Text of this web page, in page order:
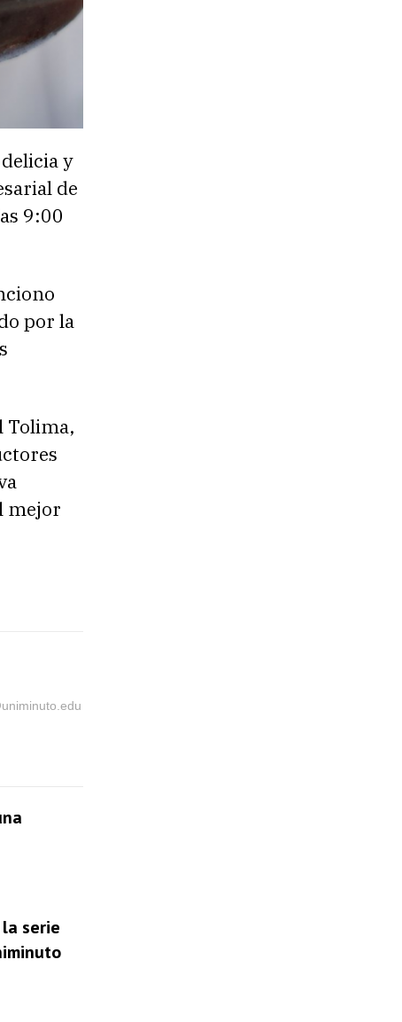
y
de
9:00
por la
Tolima,
mejor
serie